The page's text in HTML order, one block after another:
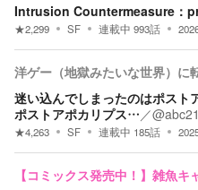
Intrusion Countermeasure：
★2,299 SF 連載中 993話
洋ゲー（地獄みたいな世界）に
迷い込んでしまったのはポスト
ポストアポカリプス… ／
★4,263 SF 連載中 185話
【コミックス発売中！】雑魚キ